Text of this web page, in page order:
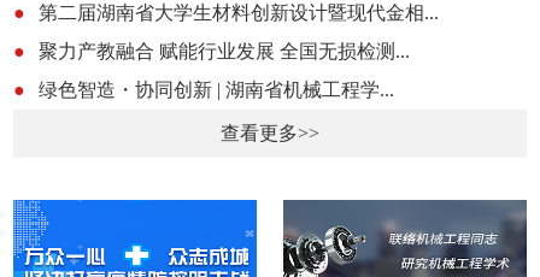
●
第二届湖南省大学生材料创新设计暨现代金相...
●
聚力产教融合 赋能行业发展 全国无损检测...
●
绿色智造・协同创新 | 湖南省机械工程学...
查看更多>>